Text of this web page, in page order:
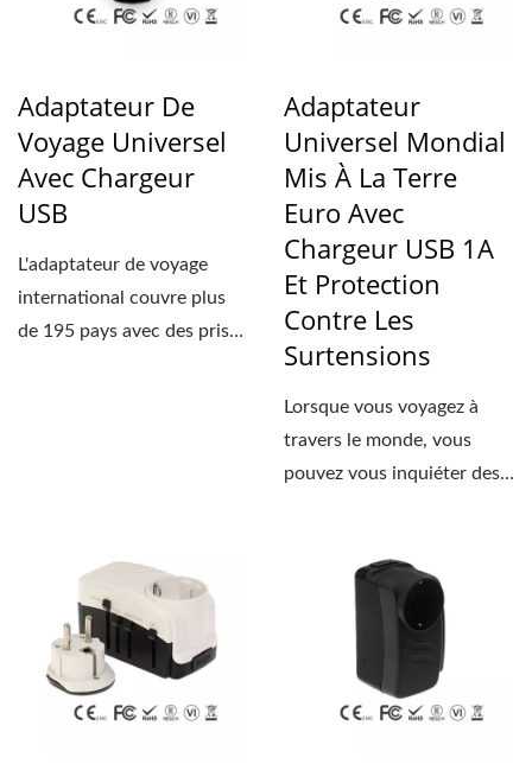
Adaptateur De
Voyage Universel
Avec Chargeur
USB
L'adaptateur de voyage
international couvre plus
de 195 pays avec des prises
Adaptateur
Universel Mondial
Mis À La Terre
Euro Avec
Chargeur USB 1A
Et Protection
Contre Les
Surtensions
Lorsque vous voyagez à
travers le monde, vous
pouvez vous inquiéter des